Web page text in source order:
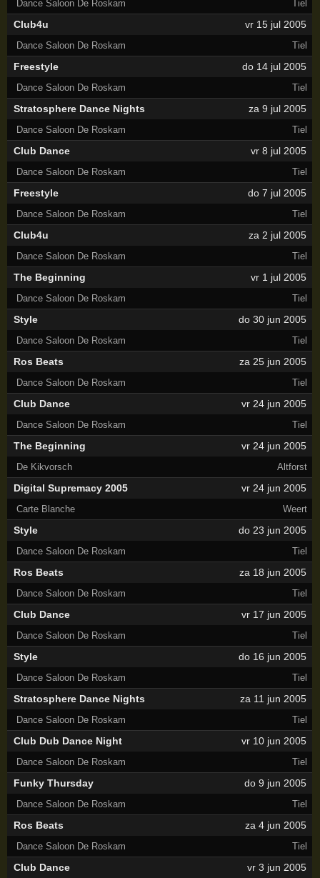
Dance Saloon De Roskam Tiel
Club4u vr 15 jul 2005
Dance Saloon De Roskam Tiel
Freestyle do 14 jul 2005
Dance Saloon De Roskam Tiel
Stratosphere Dance Nights za 9 jul 2005
Dance Saloon De Roskam Tiel
Club Dance vr 8 jul 2005
Dance Saloon De Roskam Tiel
Freestyle do 7 jul 2005
Dance Saloon De Roskam Tiel
Club4u za 2 jul 2005
Dance Saloon De Roskam Tiel
The Beginning vr 1 jul 2005
Dance Saloon De Roskam Tiel
Style do 30 jun 2005
Dance Saloon De Roskam Tiel
Ros Beats za 25 jun 2005
Dance Saloon De Roskam Tiel
Club Dance vr 24 jun 2005
Dance Saloon De Roskam Tiel
The Beginning vr 24 jun 2005
De Kikvorsch Altforst
Digital Supremacy 2005 vr 24 jun 2005
Carte Blanche Weert
Style do 23 jun 2005
Dance Saloon De Roskam Tiel
Ros Beats za 18 jun 2005
Dance Saloon De Roskam Tiel
Club Dance vr 17 jun 2005
Dance Saloon De Roskam Tiel
Style do 16 jun 2005
Dance Saloon De Roskam Tiel
Stratosphere Dance Nights za 11 jun 2005
Dance Saloon De Roskam Tiel
Club Dub Dance Night vr 10 jun 2005
Dance Saloon De Roskam Tiel
Funky Thursday do 9 jun 2005
Dance Saloon De Roskam Tiel
Ros Beats za 4 jun 2005
Dance Saloon De Roskam Tiel
Club Dance vr 3 jun 2005